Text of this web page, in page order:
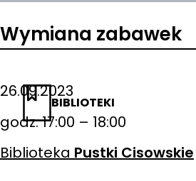
BIBLIOTEKI
Wymiana zabawek
26.09.2023
godz. 17:00 – 18:00
Biblioteka Pustki Cisowskie